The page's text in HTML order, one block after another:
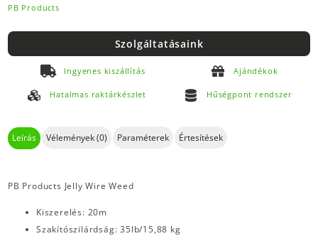
PB Products
Szolgáltatásaink
Ingyenes kiszállítás Ajándékok
Hatalmas raktárkészlet Hűségpont rendszer
Leírás Vélemények (0) Paraméterek Értesítések
PB Products Jelly Wire Weed
Kiszerelés: 20m
Szakítószilárdság: 35lb/15,88 kg